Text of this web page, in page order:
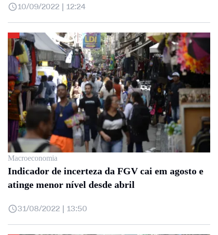
10/09/2022 | 12:24
Macroeconomia
Indicador de incerteza da FGV cai em agosto e
atinge menor nível desde abril
31/08/2022 | 13:50